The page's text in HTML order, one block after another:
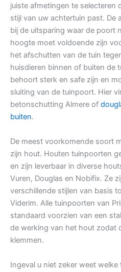
juiste afmetingen te selecteren
stijl van uw achtertuin past. De
bij de uitsparing waar de poort
hoogte moet voldoende zijn
het afschutten van de tuin
huisdieren binnen of buiten de
behoort sterk en safe zijn en
sluiting van de tuinpoort. Hier
betonschutting Almere of
buiten.
De meest voorkomende soort
zijn hout. Houten tuinpoorten
en zijn leverbaar in diverse
Vuren, Douglas en Nobifix. Ze
verschillende stijlen van basis
Viderim. Alle tuinpoorten van
standaard voorzien van een
de werking van het hout zodat
klemmen.
Ingeval u niet zeker weet